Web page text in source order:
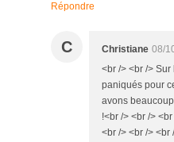
Répondre
C Christiane 08/
<br /> <br />
paniqués pour
avons
!<br /> <br />
<br /> <br /> <br